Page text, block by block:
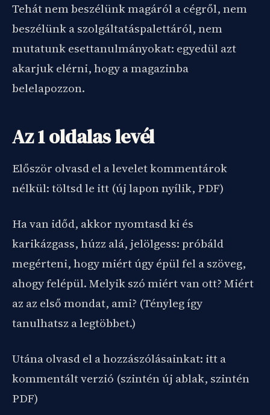
Tehát nem beszélünk magáról a cégről, nem
beszélünk a szolgáltatáspalettáról, nem
mutatunk esettanulmányokat: egyedül azt
akarjuk elérni, hogy a magazinba
belelapozzon.
Az 1 oldalas levél
Először olvasd el a levelet kommentárok
nélkül: töltsd le itt (új lapon nyílik, PDF)
Ha van időd, akkor nyomtasd ki és
karikázgass, húzz alá, jelölgess: próbáld
megérteni, hogy miért úgy épül fel a szöveg,
ahogy felépül. Melyik szó miért van ott? Miért
az az első mondat, ami? (Tényleg így
tanulhatsz a legtöbbet.)
Utána olvasd el a hozzászólásainkat: itt a
kommentált verzió (szintén új ablak, szintén
PDF)